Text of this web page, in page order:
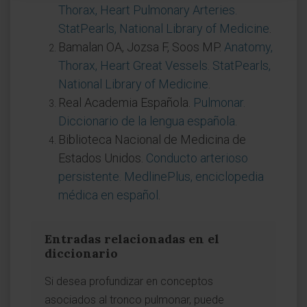
Thorax, Heart Pulmonary Arteries.
StatPearls, National Library of Medicine
Bamalan OA, Jozsa F, Soos MP. Anatomy,
Thorax, Heart Great Vessels. StatPearls,
National Library of Medicine
Real Academia Española. Pulmonar.
Diccionario de la lengua española
Biblioteca Nacional de Medicina de
Estados Unidos. Conducto arterioso
persistente. MedlinePlus, enciclopedia
médica en español
Entradas relacionadas en el
diccionario
Si desea profundizar en conceptos
asociados al tronco pulmonar, puede